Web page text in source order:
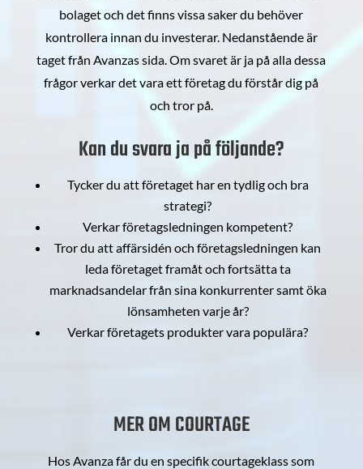
bolaget och det finns vissa saker du behöver
kontrollera innan du investerar. Nedanstående är
taget från Avanzas sida. Om svaret är ja på alla dessa
frågor verkar det vara ett företag du förstår dig på
och tror på.
Kan du svara ja på följande?
Tycker du att företaget har en tydlig och bra
strategi?
Verkar företagsledningen kompetent?
Tror du att affärsidén och företagsledningen kan
leda företaget framåt och fortsätta ta
marknadsandelar från sina konkurrenter samt öka
lönsamheten varje år?
Verkar företagets produkter vara populära?
MER OM COURTAGE
Hos Avanza får du en specifik courtageklass som